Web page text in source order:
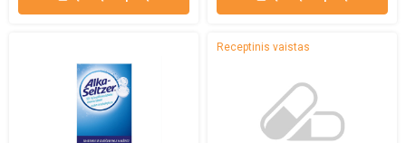
Receptinis vaistas